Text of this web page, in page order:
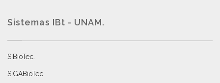
Sistemas IBt - UNAM.
SiBioTec
SiGABioTec.